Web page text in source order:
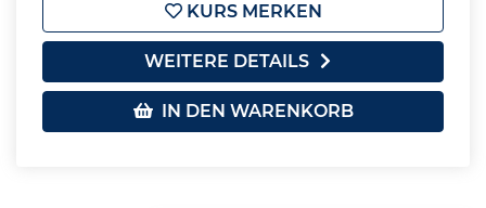
KURS MERKEN
WEITERE DETAILS
IN DEN WARENKORB